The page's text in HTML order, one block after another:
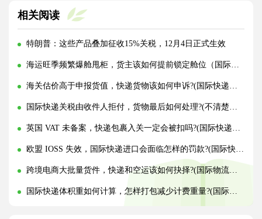
相关阅读
特朗普：这些产品叠加征收15%关税，12月4日正式生效
海运旺季频繁爆舱甩柜，货主该如何提前锁定舱位（国际海运干货知识分享）
海关估价高于申报货值，快递货物该如何申诉?(国际快递干货知识分享)
国际快递关税由收件人拒付，货物最后如何处理?(不清楚的外贸人看过来)
英国 VAT 未备案，快递包裹入关一定会被扣吗?(国际快递干货知识分享)
欧盟 IOSS 失效，国际快递进口会面临怎样的罚款?(国际快递干货知识分享)
跨境电商大批量货件，快递和空运该如何抉择?(国际物流干货知识分享)
国际快递体积重如何计算，怎样打包减少计费重量?(国际快递干货知识分享)